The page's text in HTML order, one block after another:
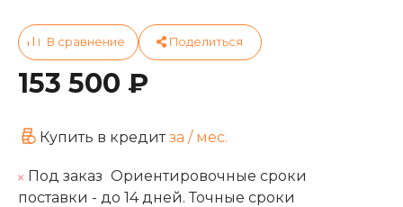
153 500 ₽
Купить в кредитза / мес.
Под заказ Ориентировочные сроки
поставки - до 14 дней. Точные сроки